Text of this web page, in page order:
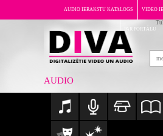
AUDIO IERAKSTU KATALOGS VIDEO
PAR PORTĀLU
AUDIO